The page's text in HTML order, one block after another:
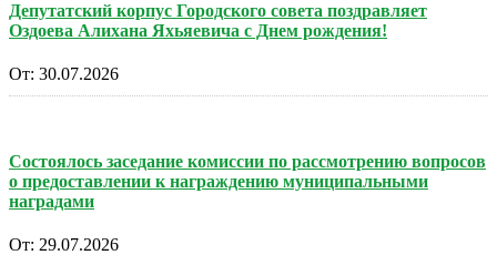
Депутатский корпус Городского совета поздравляет
Оздоева Алихана Яхьяевича с Днем рождения!
От: 30.07.2026
Состоялось заседание комиссии по рассмотрению вопросов
о предоставлении к награждению муниципальными
наградами
От: 29.07.2026